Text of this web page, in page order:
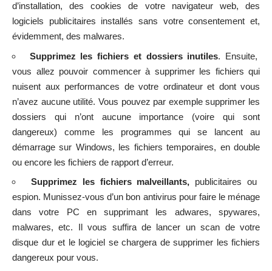
d’installation, des cookies de votre navigateur web, des
logiciels publicitaires installés sans votre consentement et,
évidemment, des malwares.
Supprimez les fichiers et dossiers inutiles. Ensuite,
vous allez pouvoir commencer à supprimer les fichiers qui
nuisent aux performances de votre ordinateur et dont vous
n’avez aucune utilité. Vous pouvez par exemple supprimer les
dossiers qui n’ont aucune importance (voire qui sont
dangereux) comme les programmes qui se lancent au
démarrage sur Windows, les fichiers temporaires, en double
ou encore les fichiers de rapport d’erreur.
Supprimez les fichiers malveillants, publicitaires ou
espion. Munissez-vous d’un bon antivirus pour faire le ménage
dans votre PC en supprimant les adwares, spywares,
malwares, etc. Il vous suffira de lancer un scan de votre
disque dur et le logiciel se chargera de supprimer les fichiers
dangereux pour vous.